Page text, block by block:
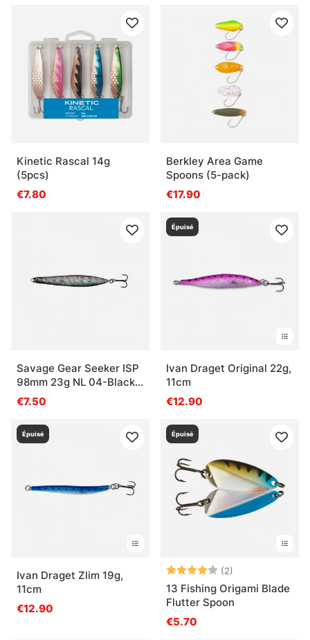
Kinetic Rascal 14g
(5pcs)
€7.80
Berkley Area Game
Spoons (5-pack)
€17.90
Savage Gear Seeker ISP
98mm 23g NL 04-Black
Pearl
€7.50
Épuisé
Ivan Draget Original 22g,
11cm
€12.90
Épuisé
Ivan Draget Zlim 19g,
11cm
€12.90
Épuisé
Note: (2)
13 Fishing Origami Blade
Flutter Spoon
€5.70